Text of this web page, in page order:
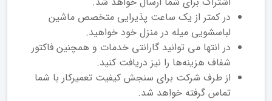
در کمتر از یک ساعت پذیرایی متخصص ماشین
لباسشویی میله در منزل خود خواهید.
در انتها می توانید گارانتی خدمات و همچنین فاکتور
شفاف هزینه‌ها را نیز دریافت کنید.
از طرف شرکت برای سنجش کیفیت تعمیرکار با شما
تماس گرفته خواهد شد.